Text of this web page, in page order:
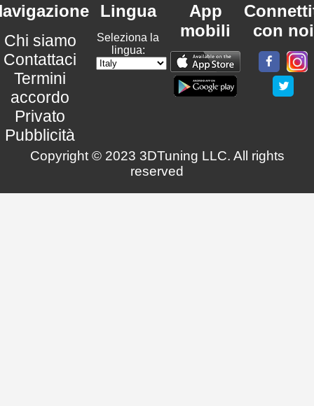
Chi siamo
Contattaci
Termini
accordo
Privato
Pubblicità
Lingua
Seleziona la
lingua:
App
mobili
con noi
Copyright © 2023 3DTuning LLC. All rights
reserved